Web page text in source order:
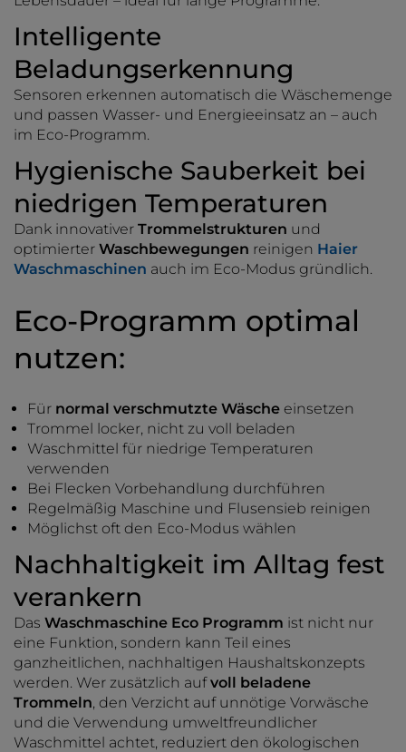
Intelligente
Beladungserkennung
Sensoren erkennen automatisch die Wäschemenge
und passen Wasser- und Energieeinsatz an – auch
im Eco-Programm.
Hygienische Sauberkeit bei
niedrigen Temperaturen
Dank innovativer Trommelstrukturen und
optimierter Waschbewegungen reinigen Haier
Waschmaschinen auch im Eco-Modus gründlich.
Eco-Programm optimal
nutzen:
Für normal verschmutzte Wäsche einsetzen
Trommel locker, nicht zu voll beladen
Waschmittel für niedrige Temperaturen
verwenden
Bei Flecken Vorbehandlung durchführen
Regelmäßig Maschine und Flusensieb reinigen
Möglichst oft den Eco-Modus wählen
Nachhaltigkeit im Alltag fest
verankern
Das Waschmaschine Eco Programm ist nicht nur
eine Funktion, sondern kann Teil eines
ganzheitlichen, nachhaltigen Haushaltskonzepts
werden. Wer zusätzlich aufvoll beladene
Trommeln, den Verzicht auf unnötige Vorwäsche
und die Verwendung umweltfreundlicher
Waschmittel achtet, reduziert den ökologischen